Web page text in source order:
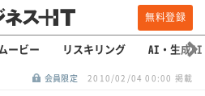
無料登録
ービー リスキリング AI・生成AI
会員限定 2010/02/04 00:00 掲載